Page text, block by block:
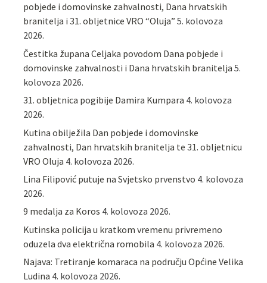
pobjede i domovinske zahvalnosti, Dana hrvatskih
branitelja i 31. obljetnice VRO “Oluja” 5. kolovoza
2026.
Čestitka župana Celjaka povodom Dana pobjede i
domovinske zahvalnosti i Dana hrvatskih branitelja 5.
kolovoza 2026.
31. obljetnica pogibije Damira Kumpara 4. kolovoza
2026.
Kutina obilježila Dan pobjede i domovinske
zahvalnosti, Dan hrvatskih branitelja te 31. obljetnicu
VRO Oluja 4. kolovoza 2026.
Lina Filipović putuje na Svjetsko prvenstvo 4. kolovoza
2026.
9 medalja za Koros 4. kolovoza 2026.
Kutinska policija u kratkom vremenu privremeno
oduzela dva električna romobila 4. kolovoza 2026.
Najava: Tretiranje komaraca na području Općine Velika
Ludina 4. kolovoza 2026.